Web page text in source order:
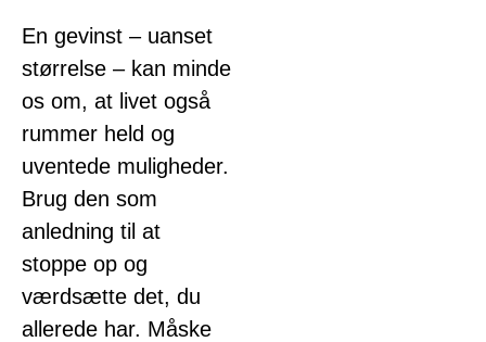
En gevinst – uanset
størrelse – kan minde
os om, at livet også
rummer held og
uventede muligheder.
Brug den som
anledning til at
stoppe op og
værdsætte det, du
allerede har. Måske